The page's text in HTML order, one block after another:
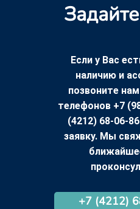
Если у Вас
наличию и
позвоните
телефонов +7
(4212) 68-06-
заявку. Мы
+7 (4212)